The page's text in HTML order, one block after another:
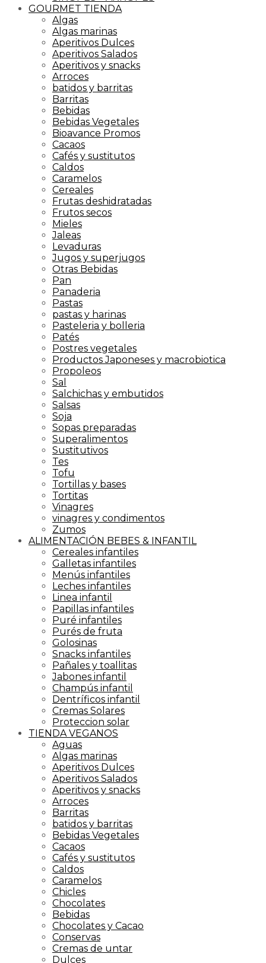
GOURMET TIENDA
Algas
Algas marinas
Aperitivos Dulces
Aperitivos Salados
Aperitivos y snacks
Arroces
batidos y barritas
Barritas
Bebidas
Bebidas Vegetales
Bioavance Promos
Cacaos
Cafés y sustitutos
Caldos
Caramelos
Cereales
Frutas deshidratadas
Frutos secos
Mieles
Jaleas
Levaduras
Jugos y superjugos
Otras Bebidas
Pan
Panaderia
Pastas
pastas y harinas
Pasteleria y bolleria
Patés
Postres vegetales
Productos Japoneses y macrobiotica
Propoleos
Sal
Salchichas y embutidos
Salsas
Soja
Sopas preparadas
Superalimentos
Sustitutivos
Tes
Tofu
Tortillas y bases
Tortitas
Vinagres
vinagres y condimentos
Zumos
ALIMENTACIÓN BEBES & INFANTIL
Cereales infantiles
Galletas infantiles
Menús infantiles
Leches infantiles
Linea infantil
Papillas infantiles
Puré infantiles
Purés de fruta
Golosinas
Snacks infantiles
Pañales y toallitas
Jabones infantil
Champús infantil
Dentríficos infantil
Cremas Solares
Proteccion solar
TIENDA VEGANOS
Aguas
Algas marinas
Aperitivos Dulces
Aperitivos Salados
Aperitivos y snacks
Arroces
Barritas
batidos y barritas
Bebidas Vegetales
Cacaos
Cafés y sustitutos
Caldos
Caramelos
Chicles
Chocolates
Bebidas
Chocolates y Cacao
Conservas
Cremas de untar
Dulces